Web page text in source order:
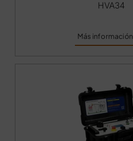
HVA34
Más información